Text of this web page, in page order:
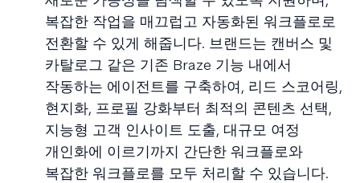
복잡한 작업을 매끄럽고 자동화된 워크플로로
전환할 수 있게 해줍니다. 브랜드는 캔버스 및
카탈로그 같은 기존 Braze 기능 내에서
작동하는 에이전트를 구축하여, 리드 스코어링,
현지화, 프로필 강화부터 최적의 콘텐츠 선택,
지능형 고객 인사이트 도출, 대규모 여정
개인화에 이르기까지 간단한 워크플로와
복잡한 워크플로를 모두 처리할 수 있습니다.